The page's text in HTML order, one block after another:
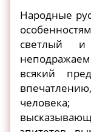
Народные
светлый
всякий